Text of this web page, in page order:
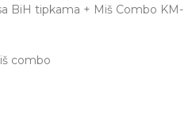
BiH tipkama + Miš Combo KM-
combo